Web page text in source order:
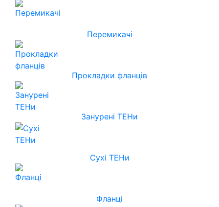
Перемикачі
Прокладки фланців
Занурені ТЕНи
Сухі ТЕНи
Фланці